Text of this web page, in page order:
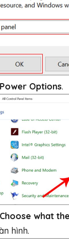
Power Options.
Choose what
hình.